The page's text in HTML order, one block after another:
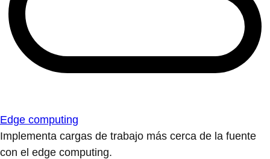
Edge computing
Implementa cargas de trabajo más cerca de la fuente
con el edge computing.